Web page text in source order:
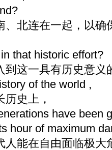
、北连在一起，以确
that historic effort?
到这一具有历史意义
of the world ,
史上，
have been
hour of maximum
人能在自由面临极大